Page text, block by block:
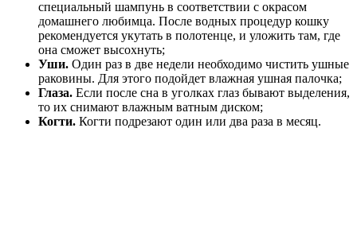
специальный шампунь в соответствии с окрасом
домашнего любимца. После водных процедур кошку
рекомендуется укутать в полотенце, и уложить там, где
она сможет высохнуть;
Уши. Один раз в две недели необходимо чистить ушные
раковины. Для этого подойдет влажная ушная палочка;
Глаза. Если после сна в уголках глаз бывают выделения,
то их снимают влажным ватным диском;
Когти. Когти подрезают один или два раза в месяц.